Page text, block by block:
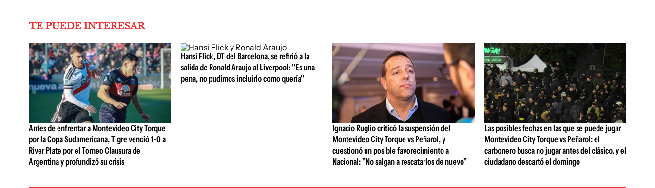
TE PUEDE INTERESAR
Antes de enfrentar a Montevideo City Torque
por la Copa Sudamericana, Tigre venció 1-0 a
River Plate por el Torneo Clausura de
Argentina y profundizó su crisis
Hansi Flick, DT del Barcelona, se refirió a la
salida de Ronald Araujo al Liverpool: "Es una
pena, no pudimos incluirlo como quería"
Ignacio Ruglio criticó la suspensión del
Montevideo City Torque vs Peñarol, y
cuestionó un posible favorecimiento a
Nacional: "No salgan a rescatarlos de nuevo"
Las posibles fechas en las que se puede jugar
Montevideo City Torque vs Peñarol: el
carbonero busca no jugar antes del clásico, y el
ciudadano descartó el domingo